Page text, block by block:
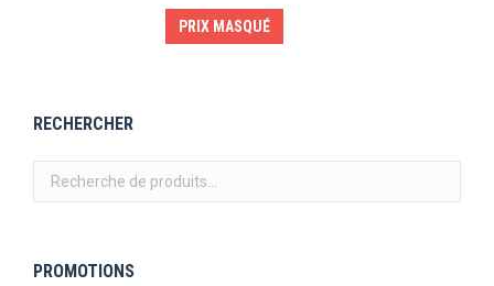
PRIX MASQUÉ
RECHERCHER
PROMOTIONS